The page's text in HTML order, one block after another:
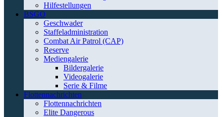
Hilfestellungen
BSGO
Geschwader
Staffeladministration
Combat Air Patrol (CAP)
Reserve
Mediengalerie
Bildergalerie
Videogalerie
Serie & Filme
Flottennachrichten
Flottennachrichten
Elite Dangerous